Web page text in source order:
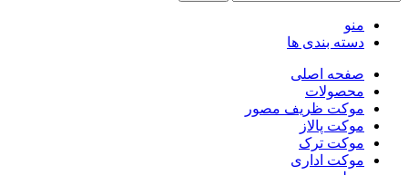
منو
دسته بندی ها
صفحه اصلی
محصولات
موکت ظریف مصور
موکت پالاز
موکت ترک
موکت اداری